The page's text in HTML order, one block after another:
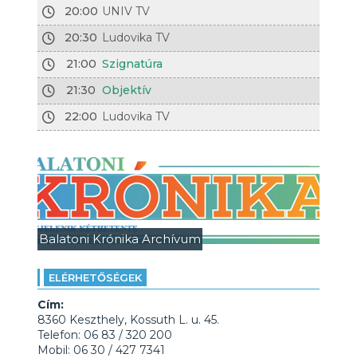
20:00 UNIV TV
20:30 Ludovika TV
21:00 Szignatúra
21:30 Objektív
22:00 Ludovika TV
Balatoni Krónika Archívum
ELÉRHETŐSÉGEK
Cím:
8360 Keszthely, Kossuth L. u. 45.
Telefon: 06 83 / 320 200
Mobil: 06 30 / 427 7341